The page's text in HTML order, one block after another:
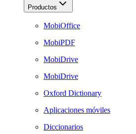
Productos
MobiOffice
MobiPDF
MobiDrive
MobiDrive
Oxford Dictionary
Aplicaciones móviles
Diccionarios